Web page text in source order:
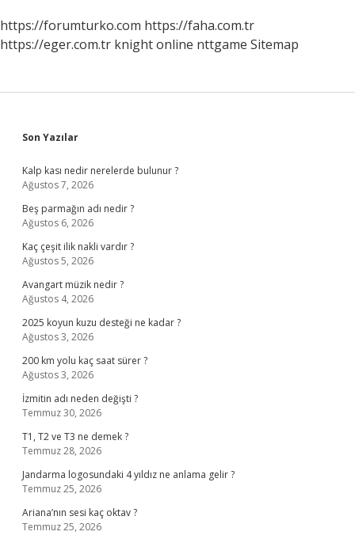
https://forumturko.com https://faha.com.tr
https://eger.com.tr knight online nttgame Sitemap
Sidebar
Son Yazılar
Kalp kası nedir nerelerde bulunur ?
Ağustos 7, 2026
Beş parmağın adı nedir ?
Ağustos 6, 2026
Kaç çeşit ilik nakli vardır ?
Ağustos 5, 2026
Avangart müzik nedir ?
Ağustos 4, 2026
2025 koyun kuzu desteği ne kadar ?
Ağustos 3, 2026
200 km yolu kaç saat sürer ?
Ağustos 3, 2026
İzmitin adı neden değişti ?
Temmuz 30, 2026
T1, T2 ve T3 ne demek ?
Temmuz 28, 2026
Jandarma logosundaki 4 yıldız ne anlama gelir ?
Temmuz 25, 2026
Ariana’nın sesi kaç oktav ?
Temmuz 25, 2026